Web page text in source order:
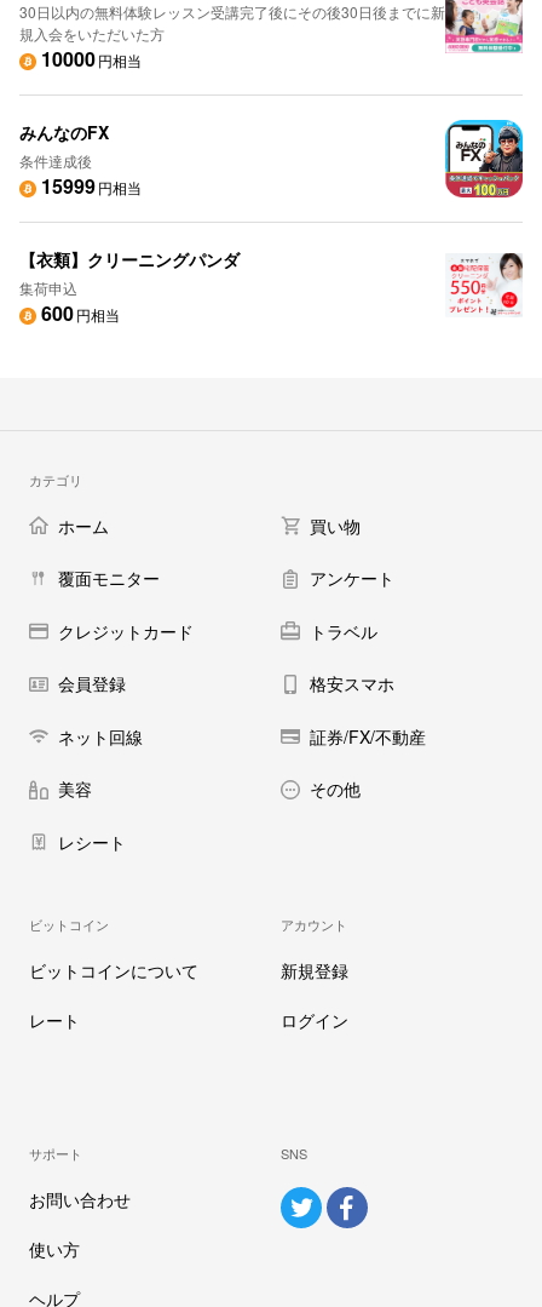
30日以内の無料体験レッスン受講完了後にその後30日後までに新
規入会をいただいた方
10000円相当
みんなのFX
条件達成後
15999円相当
【衣類】クリーニングパンダ
集荷申込
600円相当
カテゴリ
ホーム 買い物
覆面モニター アンケート
クレジットカード トラベル
会員登録 格安スマホ
ネット回線 証券/FX/不動産
美容 その他
レシート
ビットコイン
ビットコインについて
レート
アカウント
新規登録
ログイン
サポート
お問い合わせ
使い方
ヘルプ
SNS